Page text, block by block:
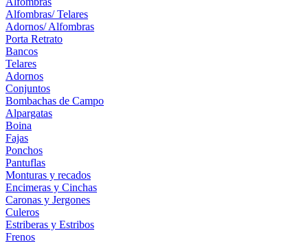
Alfombras/ Telares
Adornos/ Alfombras
Porta Retrato
Bancos
Telares
Adornos
Conjuntos
Bombachas de Campo
Alpargatas
Boina
Fajas
Ponchos
Pantuflas
Monturas y recados
Encimeras y Cinchas
Caronas y Jergones
Culeros
Estriberas y Estribos
Frenos